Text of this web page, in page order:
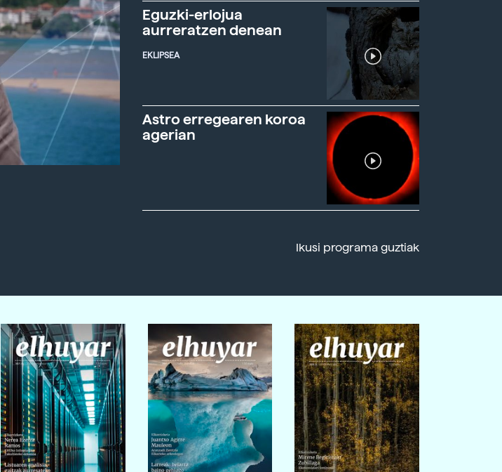
Eguzki-erlojua
aurreratzen denean
EKLIPSEA
Astro erregearen koroa
agerian
Ikusi programa guztiak